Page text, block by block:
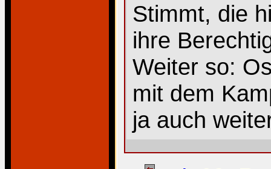
Stimmt, die
ihre
Weiter so:
mit dem
ja auch